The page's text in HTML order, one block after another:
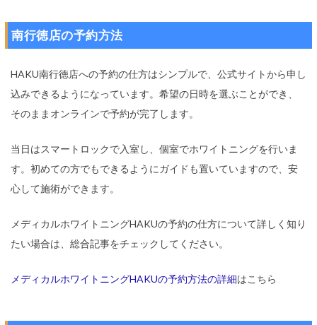
南行徳店の予約方法
HAKU南行徳店への予約の仕方はシンプルで、公式サイトから申し
込みできるようになっています。希望の日時を選ぶことができ、
そのままオンラインで予約が完了します。
当日はスマートロックで入室し、個室でホワイトニングを行いま
す。初めての方でもできるようにガイドも置いていますので、安
心して施術ができます。
メディカルホワイトニングHAKUの予約の仕方について詳しく知り
たい場合は、総合記事をチェックしてください。
メディカルホワイトニングHAKUの予約方法の詳細はこちら